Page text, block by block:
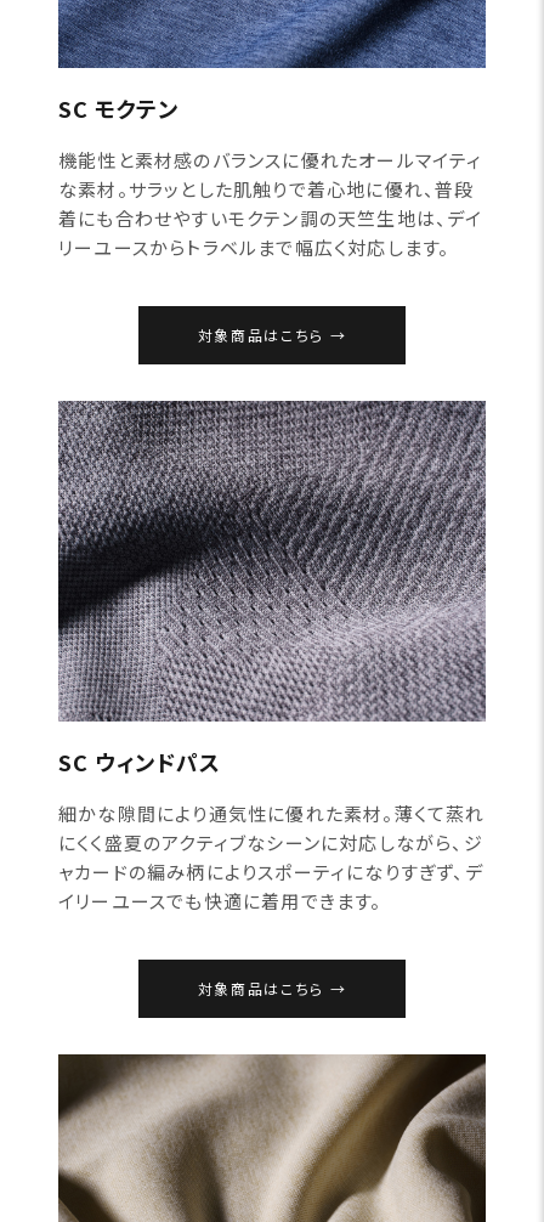
SC モクテン
機能性と素材感のバランスに優れたオールマイティ
な素材。サラッとした肌触りで着心地に優れ、普段
着にも合わせやすいモクテン調の天竺生地は、デイ
リーユースからトラベルまで幅広く対応します。
対象商品はこちら
SC ウィンドパス
細かな隙間により通気性に優れた素材。薄くて蒸れ
にくく盛夏のアクティブなシーンに対応しながら、ジ
ャカードの編み柄によりスポーティになりすぎず、デ
イリーユースでも快適に着用できます。
対象商品はこちら